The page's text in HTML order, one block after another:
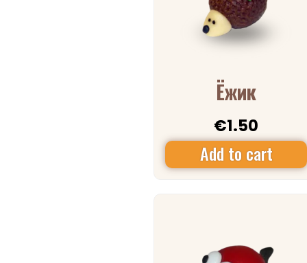
Ёжик
€1.50
Add to cart